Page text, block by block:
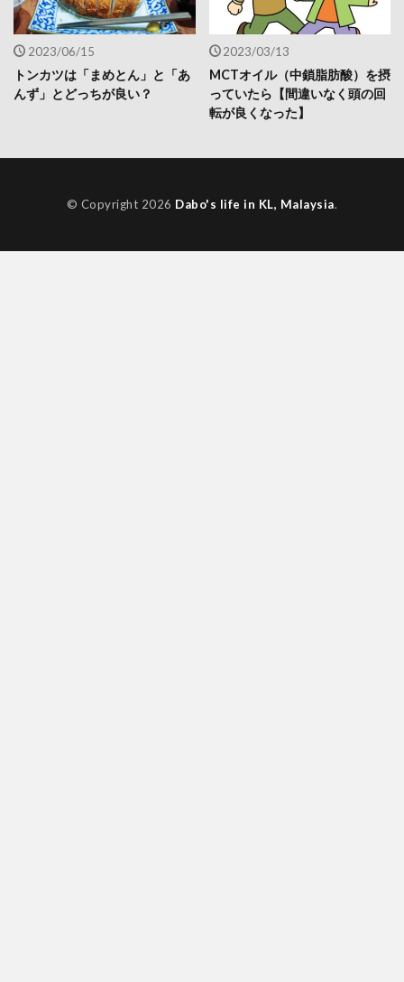
2023/06/15
トンカツは「まめとん」と「あ
んず」とどっちが良い？
2023/03/13
MCTオイル（中鎖脂肪酸）を摂
っていたら【間違いなく頭の回
転が良くなった】
© Copyright 2026 Dabo's life in KL, Malaysia.